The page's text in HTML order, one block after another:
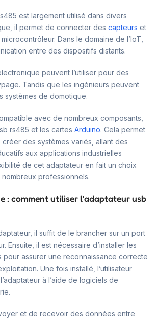
est largement utilisé dans divers
il permet de connecter des capteurs et
Dans le domaine de l’IoT,
entre des dispositifs distants.
peuvent l’utiliser pour des
Tandis que les ingénieurs peuvent
systèmes de domotique.
avec de nombreux composants,
rs485 et les cartes Arduino. Cela permet
créer des systèmes variés, allant des
aux applications industrielles
de cet adaptateur en fait un choix
professionnels.
: comment utiliser l’adaptateur usb
il suffit de le brancher sur un port
Ensuite, il est nécessaire d’installer les
pour assurer une reconnaissance correcte
Une fois installé, l’utilisateur
à l’aide de logiciels de
et de recevoir des données entre